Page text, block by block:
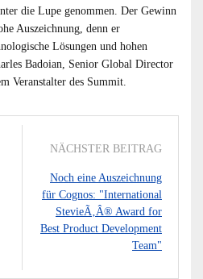
die Lupe genommen. Der Gewinn
Auszeichnung, denn er
Lösungen und hohen
Badoian, Senior Global Director
Veranstalter des Summit.
NÄCHSTER BEITRAG
Noch eine Auszeichnung
für Cognos: "International
StevieÃ‚Â® Award for
Best Product Development
Team"